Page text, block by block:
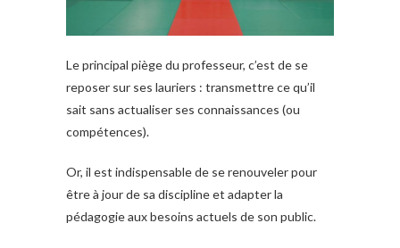
Le principal piège du professeur, c’est de se
reposer sur ses lauriers : transmettre ce qu’il
sait sans actualiser ses connaissances (ou
compétences).
Or, il est indispensable de se renouveler pour
être à jour de sa discipline et adapter la
pédagogie aux besoins actuels de son public.